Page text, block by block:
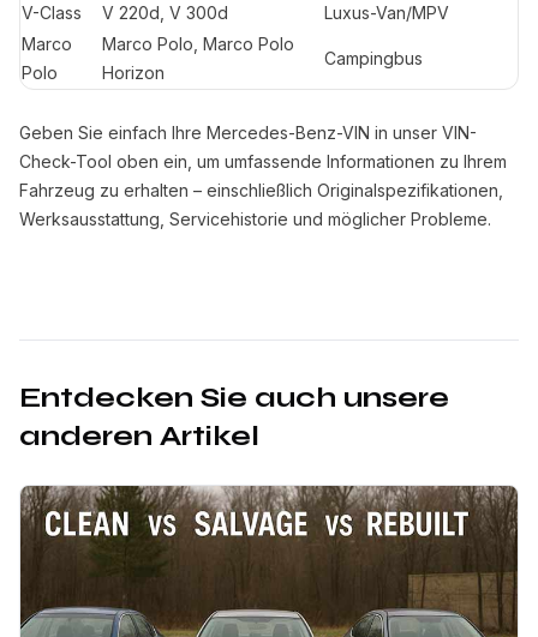
V-Class V 220d, V 300d
Luxus-Van/MPV
Marco
Polo
Marco Polo, Marco Polo
Horizon
Campingbus
Geben Sie einfach Ihre Mercedes-Benz-VIN in unser VIN-
Check-Tool oben ein, um umfassende Informationen zu Ihrem
Fahrzeug zu erhalten – einschließlich Originalspezifikationen,
Werksausstattung, Servicehistorie und möglicher Probleme.
Entdecken Sie auch unsere
anderen Artikel